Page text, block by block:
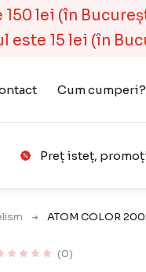
lei (în
15 lei (în
Cum cumperi?
Preț isteț,
ATOM COLOR
(0)